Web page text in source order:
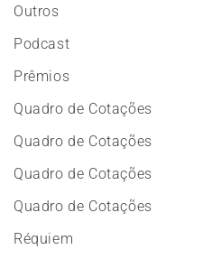
Outros
Podcast
Prêmios
Quadro de Cotações
Quadro de Cotações
Quadro de Cotações
Quadro de Cotações
Réquiem